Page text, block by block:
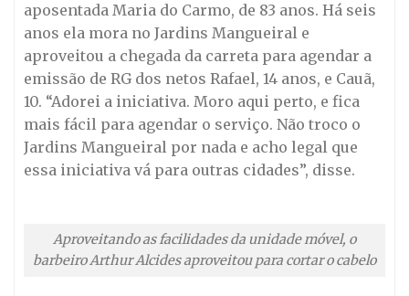
aposentada Maria do Carmo, de 83 anos. Há seis
anos ela mora no Jardins Mangueiral e
aproveitou a chegada da carreta para agendar a
emissão de RG dos netos Rafael, 14 anos, e Cauã,
10. “Adorei a iniciativa. Moro aqui perto, e fica
mais fácil para agendar o serviço. Não troco o
Jardins Mangueiral por nada e acho legal que
essa iniciativa vá para outras cidades”, disse.
Aproveitando as facilidades da unidade móvel, o
barbeiro Arthur Alcides aproveitou para cortar o cabelo